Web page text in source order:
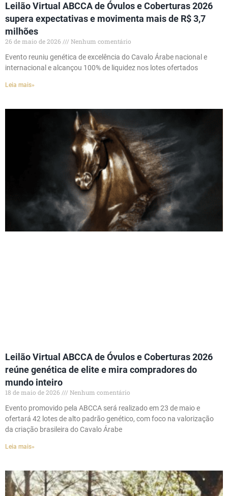
Leilão Virtual ABCCA de Óvulos e Coberturas 2026
supera expectativas e movimenta mais de R$ 3,7
milhões
26 de maio de 2026
Nenhum comentário
Evento reuniu genética de excelência do Cavalo Árabe nacional e
internacional e alcançou 100% de liquidez nos lotes ofertados
Leia mais»
Leilão Virtual ABCCA de Óvulos e Coberturas 2026
reúne genética de elite e mira compradores do
mundo inteiro
18 de maio de 2026
Nenhum comentário
Evento promovido pela ABCCA será realizado em 23 de maio e
ofertará 42 lotes de alto padrão genético, com foco na valorização
da criação brasileira do Cavalo Árabe
Leia mais»